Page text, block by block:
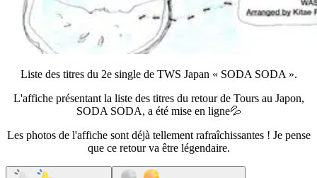
Liste des titres du 2e single de TWS Japan « SODA SODA ».
L'affiche présentant la liste des titres du retour de Tours au Japon,
SODA SODA, a été mise en ligne💦
Les photos de l'affiche sont déjà tellement rafraîchissantes ! Je pense
que ce retour va être légendaire.